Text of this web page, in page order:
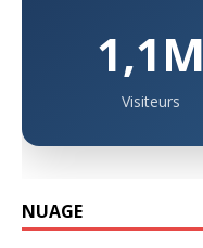
1,1M
Visiteurs
NUAGE